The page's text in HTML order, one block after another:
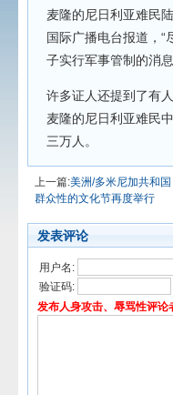
麦隆的尼日利亚难民
国际广播电台报道，
子实行军事管制的消
许多证人还提到了有
麦隆的尼日利亚难民
三万人。
上一篇:美洲/多米尼加共和
群众性的文化节再度举行
发表评论
用户名:
验证码:
发布人身攻击、辱骂性评论